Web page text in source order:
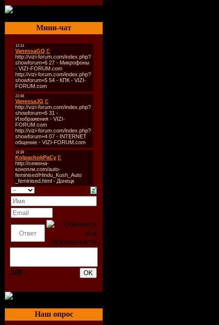
Мини-чат
200
Наш опрос